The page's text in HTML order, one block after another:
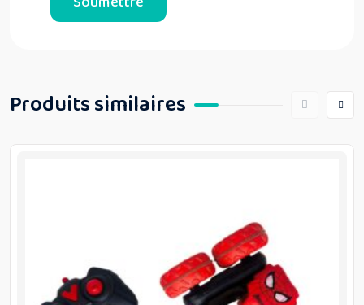
Produits similaires